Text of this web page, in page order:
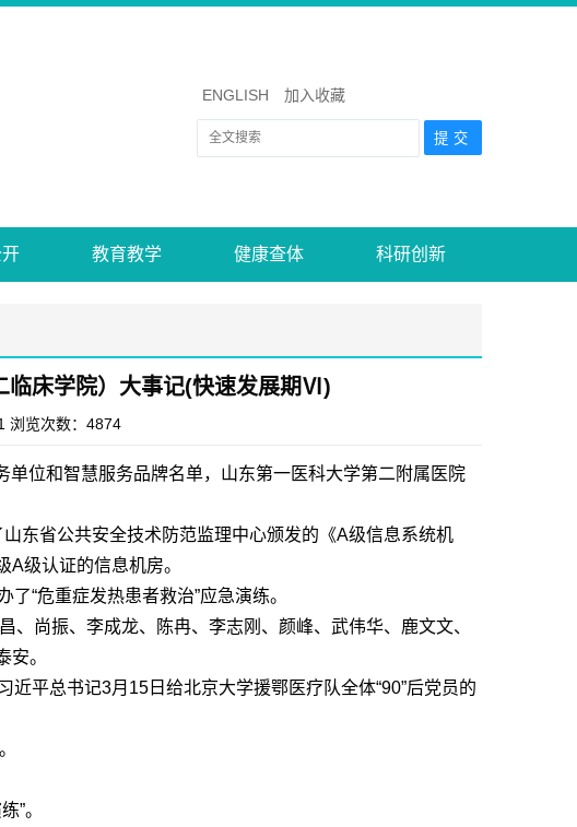
ENGLISH 加入收藏
教育教学 健康查体 科研创新
临床学院）大事记(快速发展期Ⅵ)
览次数： 4874
位和智慧服务品牌名单，山东第一医科大学第二附属医院
山东省公共安全技术防范监理中心颁发的《A级信息系统机
级认证的信息机房。
了“危重症发热患者救治”应急演练。
尚振、李成龙、陈冉、李志刚、颜峰、武伟华、鹿文文、
。
平总书记3月15日给北京大学援鄂医疗队全体“90”后党员的
”。